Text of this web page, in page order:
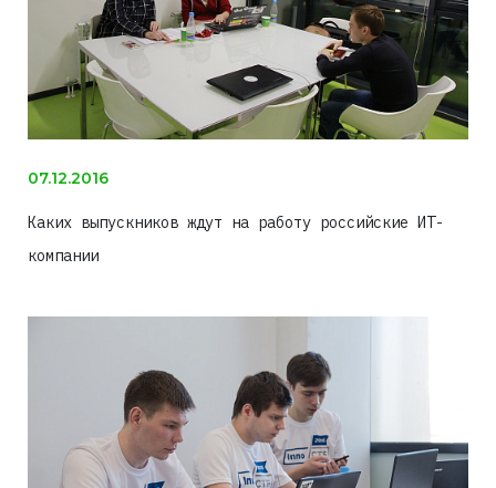
07.12.2016
Каких выпускников ждут на работу российские ИТ-
компании